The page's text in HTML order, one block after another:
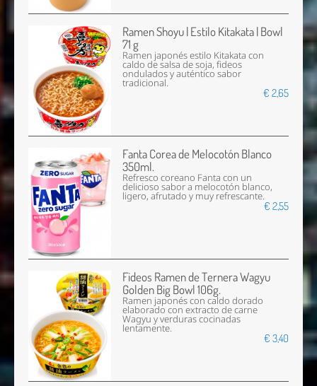
Ramen Shoyu | Estilo Kitakata | Bowl
71 g
Ramen japonés estilo Kitakata con
caldo de salsa de soja, fideos
ondulados y auténtico sabor
tradicional.
€ 2,65
Fanta Corea de Melocotón Blanco
350ml.
Refresco coreano Fanta con un
delicioso sabor a melocotón blanco,
ligero, afrutado y muy refrescante.
€ 2,55
Fideos Ramen de Ternera Wagyu
Golden Big Bowl 106g.
Ramen japonés con caldo dorado
elaborado con extracto de carne
Wagyu y verduras cocinadas
lentamente.
€ 3,40